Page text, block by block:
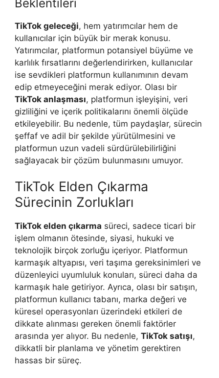
Beklentileri
TikTok geleceği, hem yatırımcılar hem de
kullanıcılar için büyük bir merak konusu.
Yatırımcılar, platformun potansiyel büyüme ve
karlılık fırsatlarını değerlendirirken, kullanıcılar
ise sevdikleri platformun kullanımının devam
edip etmeyeceğini merak ediyor. Olası bir
TikTok anlaşması, platformun işleyişini, veri
gizliliğini ve içerik politikalarını önemli ölçüde
etkileyebilir. Bu nedenle, tüm paydaşlar, sürecin
şeffaf ve adil bir şekilde yürütülmesini ve
platformun uzun vadeli sürdürülebilirliğini
sağlayacak bir çözüm bulunmasını umuyor.
TikTok Elden Çıkarma
Sürecinin Zorlukları
TikTok elden çıkarma süreci, sadece ticari bir
işlem olmanın ötesinde, siyasi, hukuki ve
teknolojik birçok zorluğu içeriyor. Platformun
karmaşık altyapısı, veri taşıma gereksinimleri ve
düzenleyici uyumluluk konuları, süreci daha da
karmaşık hale getiriyor. Ayrıca, olası bir satışın,
platformun kullanıcı tabanı, marka değeri ve
küresel operasyonları üzerindeki etkileri de
dikkate alınması gereken önemli faktörler
arasında yer alıyor. Bu nedenle, TikTok satışı,
dikkatli bir planlama ve yönetim gerektiren
hassas bir süreç.